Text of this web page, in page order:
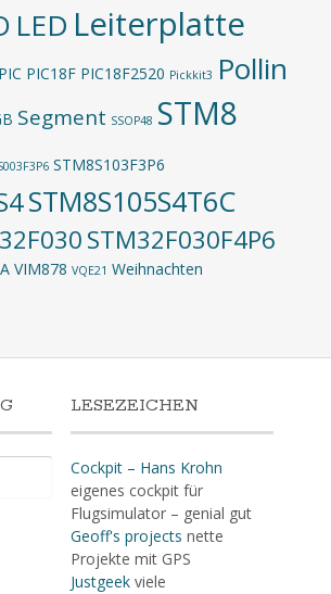
LED Leiterplatte
PIC PIC18F PIC18F2520 Pickkit3 Pollin
Segment SSOP48 STM8
STM8S103F3P6
STM8S105S4T6C
STM32F030F4P6
VIM878 VQE21 Weihnachten
LESEZEICHEN
Cockpit – Hans Krohn
eigenes cockpit für
Flugsimulator – genial gut
Geoff's projects nette
Projekte mit GPS
Justgeekviele